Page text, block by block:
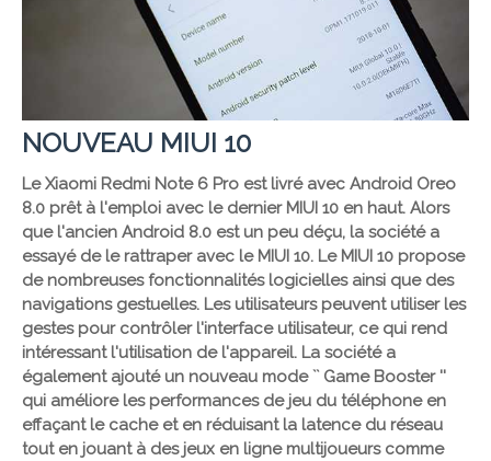
NOUVEAU MIUI 10
Le Xiaomi Redmi Note 6 Pro est livré avec Android Oreo
8.0 prêt à l'emploi avec le dernier MIUI 10 en haut. Alors
que l'ancien Android 8.0 est un peu déçu, la société a
essayé de le rattraper avec le MIUI 10. Le MIUI 10 propose
de nombreuses fonctionnalités logicielles ainsi que des
navigations gestuelles. Les utilisateurs peuvent utiliser les
gestes pour contrôler l'interface utilisateur, ce qui rend
intéressant l'utilisation de l'appareil. La société a
également ajouté un nouveau mode `` Game Booster ''
qui améliore les performances de jeu du téléphone en
effaçant le cache et en réduisant la latence du réseau
tout en jouant à des jeux en ligne multijoueurs comme